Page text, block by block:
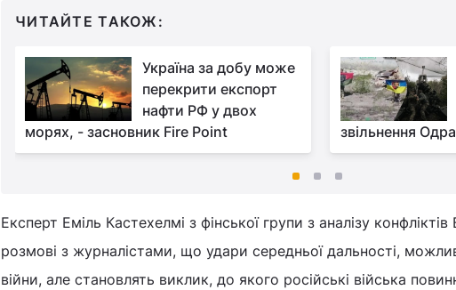
ЧИТАЙТЕ ТАКОЖ:
Україна за добу може
перекрити експорт
нафти РФ у двох
морях, - засновник Fire Point
звільнення
Експерт Еміль Кастехелмі з фінської групи з аналізу
розмові з журналістами, що удари середньої дальності,
війни, але становлять виклик, до якого російські війська